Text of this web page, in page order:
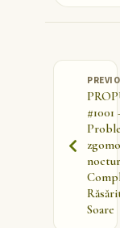
#1001
Soare